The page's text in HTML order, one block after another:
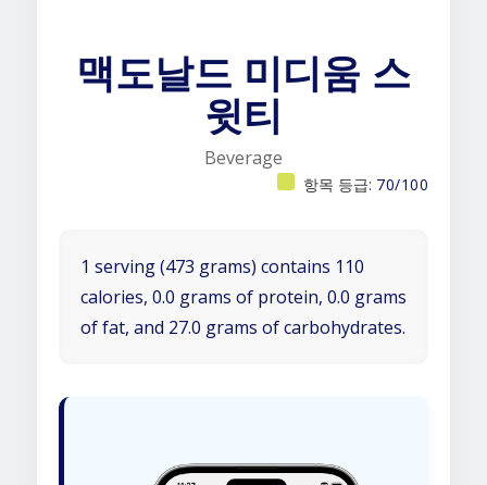
맥도날드 미디움 스
윗티
Beverage
항목 등급: 70/100
1 serving (473 grams) contains 110
calories, 0.0 grams of protein, 0.0 grams
of fat, and 27.0 grams of carbohydrates.